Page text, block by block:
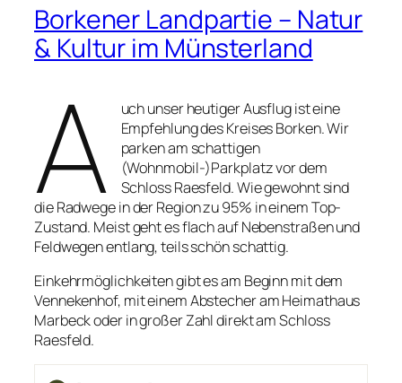
Borkener Landpartie – Natur
& Kultur im Münsterland
A
uch unser heutiger Ausflug ist eine
Empfehlung des Kreises Borken. Wir
parken am schattigen
(Wohnmobil-)Parkplatz vor dem
Schloss Raesfeld. Wie gewohnt sind
die Radwege in der Region zu 95% in einem Top-
Zustand. Meist geht es flach auf Nebenstraßen und
Feldwegen entlang, teils schön schattig.
Einkehrmöglichkeiten gibt es am Beginn mit dem
Vennekenhof, mit einem Abstecher am Heimathaus
Marbeck oder in großer Zahl direkt am Schloss
Raesfeld.